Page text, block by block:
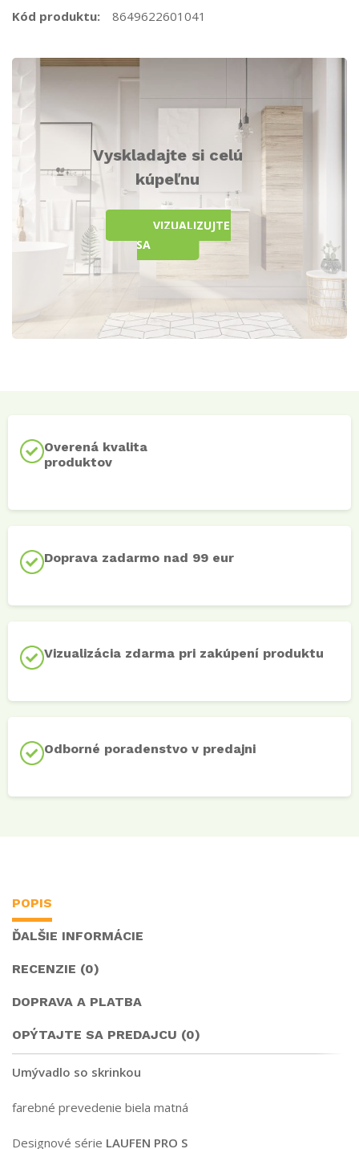
Kód produktu: 8649622601041
Vyskladajte si celú
kúpeľnu
VIZUALIZUJTE
SA
Overená kvalita
produktov
Doprava zadarmo nad 99 eur
Vizualizácia zdarma pri zakúpení produktu
Odborné poradenstvo v predajni
POPIS
ĎALŠIE INFORMÁCIE
RECENZIE (0)
DOPRAVA A PLATBA
OPÝTAJTE SA PREDAJCU (0)
Umývadlo so skrinkou
farebné prevedenie biela matná
Designové série LAUFEN PRO S